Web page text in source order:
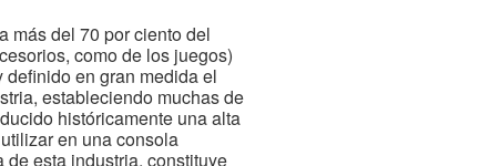
más del 70 por ciento del
como de los juegos)
en gran medida el
estableciendo muchas de
históricamente una alta
en una consola
esta industria, constituye